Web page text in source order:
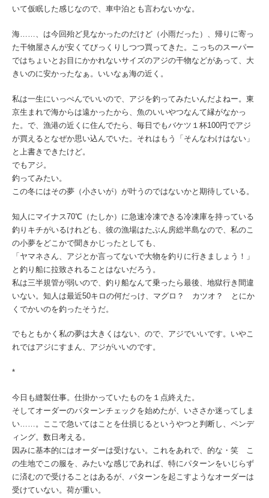
いて仮眠した感じなので、車中泊とも言わないかな。
海……、は今回殆ど見なかったのだけど（小雨だった）、帰りに寄っ
た干物屋さんが安くてびっくりしつつ買ってきた。こっちのスーパー
ではちょいとお目にかかれないサイズのアジの干物などがあって、大
きいのに安かったなぁ。いいなぁ海の近く。
私は一生にいっぺんでいいので、アジを釣ってみたいんだよねー。東
京生まれで海からは遠かったから、魚のいいやつなんて縁がなかっ
た。で、漁港の近くに住んでたら、毎日でもバケツ１杯100円でアジ
が買えるとなぜか思い込んでいた。それはもう「そんなわけはない」
と上書きできたけど。
でもアジ。
釣ってみたい。
この冬にはその夢（小さいが）が叶うのではないかと期待している。
知人にマイナス70℃（たしか）に急速冷凍できる冷凍庫を持っている
釣りキチがいるけれども、彼の漁場はたぶん房総半島なので、私のこ
の小夢をどこかで聞きかじったとしても、
「ヤマネさん、アジとか言ってないで大物を釣りに行きましょう！」
と釣り船に拉致されることはないだろう。
私は三半規管が弱いので、釣り船なんて乗ったら最後、地獄行き間違
いない。知人は最近50キロの何だっけ、マグロ？ カツオ？ とにか
くでかいのを釣ったそうだ。
でもともかく私の夢は大きくはない、ので、アジでいいです。いやこ
れではアジにすまん、アジがいいのです。
*
今日も縫製仕事。仕掛かっていたものを１点終えた。
そしてオーダーのパターンチェックを始めたが、いささか迷ってしま
い……。ここで急いてはことを仕損じるというやつと判断し、ペンデ
ィング。数日考える。
因みに基本的にはオーダーは受けない。これをあれで、的な・笑 こ
の生地でこの服を、みたいな感じであれば、特にパターンをいじらず
に済むので受けることはあるが、パターンを起こすようなオーダーは
受けていない。荷が重い。